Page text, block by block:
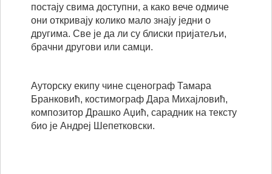
постају свима доступни, а како вече одмиче
они откривају колико мало знају једни о
другима. Све је да ли су блиски пријатељи,
брачни другови или самци.
Ауторску екипу чине сценограф Тамара
Бранковић, костимограф Дара Михајловић,
композитор Драшко Аџић, сарадник на тексту
био је Андреј Шепетковски.